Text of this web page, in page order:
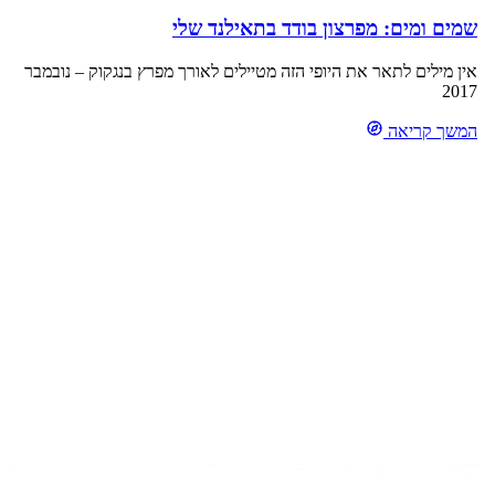
שמים ומים: מפרצון בודד בתאילנד שלי
אין מילים לתאר את היופי הזה מטיילים לאורך מפרץ בנגקוק – נובמבר
2017
המשך קריאה